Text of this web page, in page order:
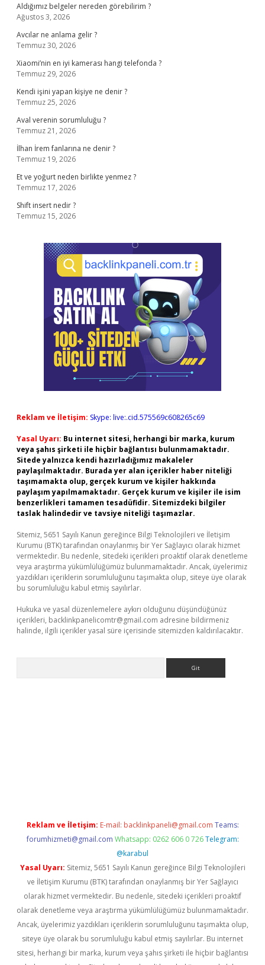
Aldığımız belgeler nereden görebilirim ?
Ağustos 3, 2026
Avcılar ne anlama gelir ?
Temmuz 30, 2026
Xiaomi’nin en iyi kamerası hangi telefonda ?
Temmuz 29, 2026
Kendi işini yapan kişiye ne denir ?
Temmuz 25, 2026
Aval verenin sorumluluğu ?
Temmuz 21, 2026
İlhan İrem fanlarına ne denir ?
Temmuz 19, 2026
Et ve yoğurt neden birlikte yenmez ?
Temmuz 17, 2026
Shift insert nedir ?
Temmuz 15, 2026
Reklam ve İletişim: Skype: live:.cid.575569c608265c69
Yasal Uyarı: Bu internet sitesi, herhangi bir marka, kurum
veya şahıs şirketi ile hiçbir bağlantısı bulunmamaktadır.
Sitede yalnızca kendi hazırladığımız makaleler
paylaşılmaktadır. Burada yer alan içerikler haber niteliği
taşımamakta olup, gerçek kurum ve kişiler hakkında
paylaşım yapılmamaktadır. Gerçek kurum ve kişiler ile isim
benzerlikleri tamamen tesadüfidir. Sitemizdeki bilgiler
taslak halindedir ve tavsiye niteliği taşımazlar.
Sitemiz, 5651 Sayılı Kanun gereğince Bilgi Teknolojileri ve İletişim
Kurumu (BTK) tarafından onaylanmış bir Yer Sağlayıcı olarak hizmet
vermektedir. Bu nedenle, sitedeki içerikleri proaktif olarak denetleme
veya araştırma yükümlülüğümüz bulunmamaktadır. Ancak, üyelerimiz
yazdıkları içeriklerin sorumluluğunu taşımakta olup, siteye üye olarak
bu sorumluluğu kabul etmiş sayılırlar.
Hukuka ve yasal düzenlemelere aykırı olduğunu düşündüğünüz
içerikleri, backlinkpanelicomtr@gmail.com adresine bildirmeniz
halinde, ilgili içerikler yasal süre içerisinde sitemizden kaldırılacaktır.
Reklam ve İletişim: E-mail: backlinkpaneli@gmail.com Teams:
forumhizmeti@gmail.com Whatsapp: 0262 606 0 726 Telegram:
@karabul
Yasal Uyarı: Sitemiz, 5651 Sayılı Kanun gereğince Bilgi Teknolojileri
ve İletişim Kurumu (BTK) tarafından onaylanmış bir Yer Sağlayıcı
olarak hizmet vermektedir. Bu nedenle, sitedeki içerikleri proaktif
olarak denetleme veya araştırma yükümlülüğümüz bulunmamaktadır.
Ancak, üyelerimiz yazdıkları içeriklerin sorumluluğunu taşımakta olup,
siteye üye olarak bu sorumluluğu kabul etmiş sayılırlar. Bu internet
sitesi, herhangi bir marka, kurum veya şahıs şirketi ile hiçbir bağlantısı